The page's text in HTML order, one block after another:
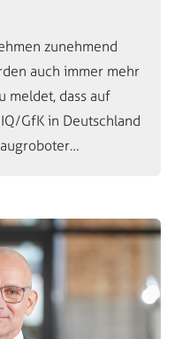
zunehmend
auch immer mehr
meldet, dass auf
GfK in Deutschland